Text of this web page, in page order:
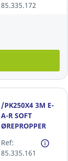
85.335.172
/PK250X4 3M E-
A-R SOFT
ØREPROPPER
UDEN SNOR
Ref:
85.335.161